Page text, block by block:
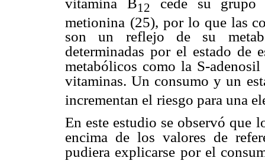
vitamina B12
cede su grupo
metionina (25), por lo que las
son un reflejo de su
determinadas por el estado de
metabólicos como la S-
vitaminas. Un consumo y un
incrementan el riesgo para una
En este estudio se observó que
encima de los valores de
pudiera explicarse por el